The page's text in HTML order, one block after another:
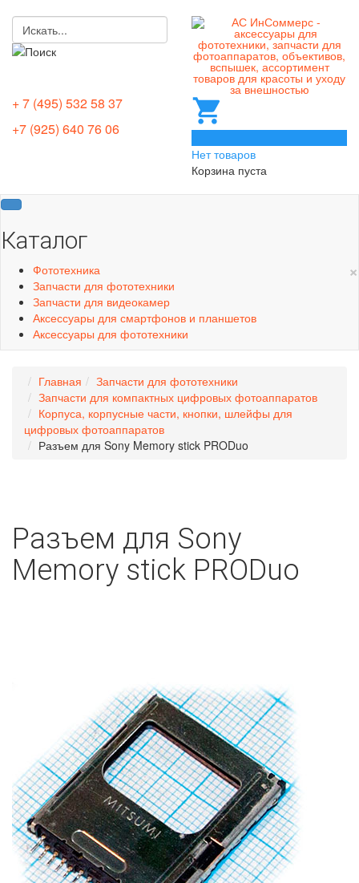
+ 7 (495) 532 58 37
+7 (925) 640 76 06
Нет товаров
Корзина пуста
Каталог
×
Фототехника
Запчасти для фототехники
Запчасти для видеокамер
Аксессуары для смартфонов и планшетов
Аксессуары для фототехники
Главная
Запчасти для фототехники
Запчасти для компактных цифровых фотоаппаратов
Корпуса, корпусные части, кнопки, шлейфы для
цифровых фотоаппаратов
Разъем для Sony Memory stick PRODuo
Разъем для Sony
Memory stick PRODuo